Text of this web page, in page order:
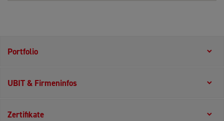
Portfolio
UBIT & Firmeninfos
Zertifikate